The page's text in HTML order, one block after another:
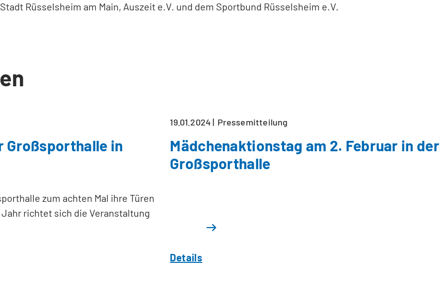
Stadt Rüsselsheim am Main, Auszeit e.V. und dem Sportbund Rüsselsheim e.V.
Großsporthalle in
zum achten Mal ihre Türen
richtet sich die Veranstaltung
19.01.2024 Pressemitteilung
Mädchenaktionstag am 2. Februar in der
Großsporthalle
Details